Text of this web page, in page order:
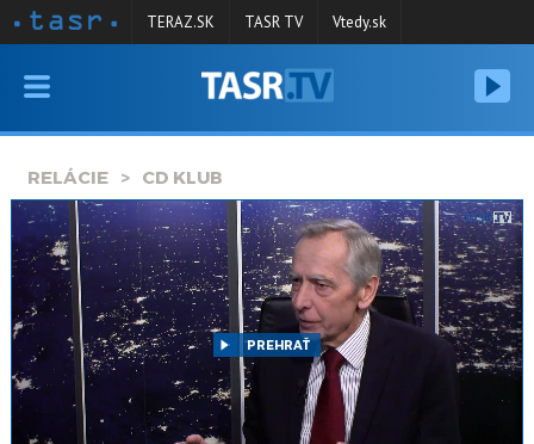
VYSIELANIE
SPRAVODAJSTVO
KONTAKT
ARCHÍV
TERAZ.SK TASR TV Vtedy.sk
RELÁCIE CD KLUB
PREHRAŤ